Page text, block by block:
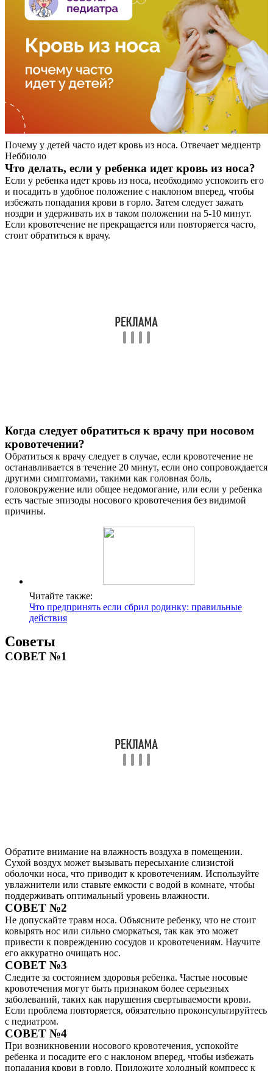
Почему у детей часто идет кровь из носа. Отвечает медцентр
Неббиоло
Что делать, если у ребенка идет кровь из носа?
Если у ребенка идет кровь из носа, необходимо успокоить его
и посадить в удобное положение с наклоном вперед, чтобы
избежать попадания крови в горло. Затем следует зажать
ноздри и удерживать их в таком положении на 5-10 минут.
Если кровотечение не прекращается или повторяется часто,
стоит обратиться к врачу.
Когда следует обратиться к врачу при носовом
кровотечении?
Обратиться к врачу следует в случае, если кровотечение не
останавливается в течение 20 минут, если оно сопровождается
другими симптомами, такими как головная боль,
головокружение или общее недомогание, или если у ребенка
есть частые эпизоды носового кровотечения без видимой
причины.
Читайте также:
Что предпринять если сбрил родинку: правильные
действия
Советы
СОВЕТ №1
Обратите внимание на влажность воздуха в помещении.
Сухой воздух может вызывать пересыхание слизистой
оболочки носа, что приводит к кровотечениям. Используйте
увлажнители или ставьте емкости с водой в комнате, чтобы
поддерживать оптимальный уровень влажности.
СОВЕТ №2
Не допускайте травм носа. Объясните ребенку, что не стоит
ковырять нос или сильно сморкаться, так как это может
привести к повреждению сосудов и кровотечениям. Научите
его аккуратно очищать нос.
СОВЕТ №3
Следите за состоянием здоровья ребенка. Частые носовые
кровотечения могут быть признаком более серьезных
заболеваний, таких как нарушения свертываемости крови.
Если проблема повторяется, обязательно проконсультируйтесь
с педиатром.
СОВЕТ №4
При возникновении носового кровотечения, успокойте
ребенка и посадите его с наклоном вперед, чтобы избежать
попадания крови в горло. Приложите холодный компресс к